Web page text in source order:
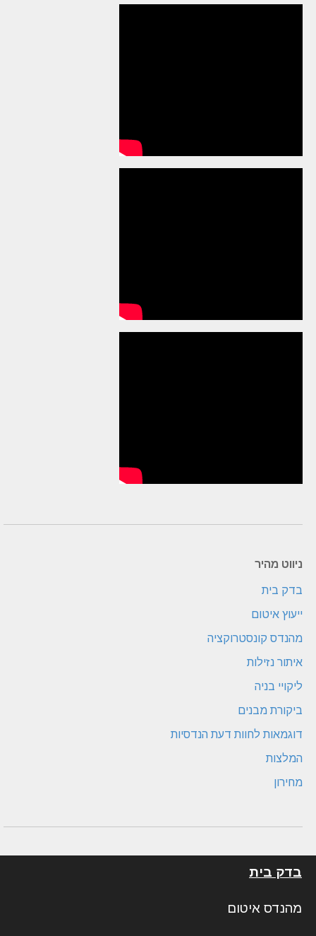
ניווט מהיר
בדק בית
ייעוץ איטום
מהנדס קונסטרוקציה
איתור נזילות
ליקויי בניה
ביקורת מבנים
דוגמאות לחוות דעת הנדסיות
המלצות
מחירון
בדק בית
מהנדס איטום